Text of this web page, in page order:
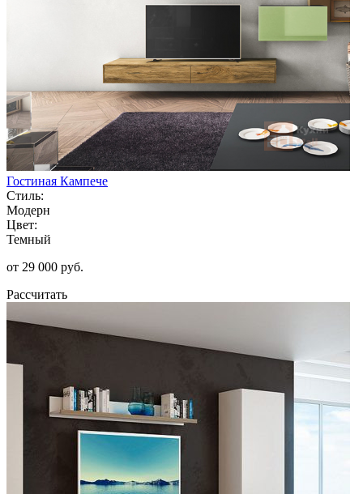
Гостиная Кампече
Стиль:
Модерн
Цвет:
Темный
от 29 000 руб.
Рассчитать